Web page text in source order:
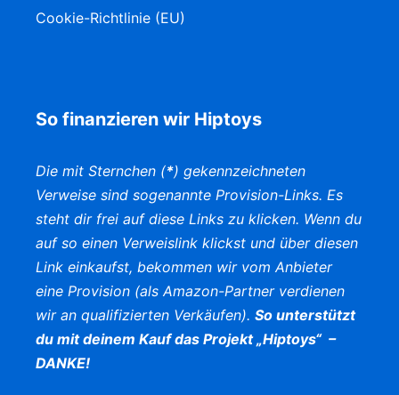
Cookie-Richtlinie (EU)
So finanzieren wir Hiptoys
Die mit Sternchen (*) gekennzeichneten
Verweise sind sogenannte Provision-Links. Es
steht dir frei auf diese Links zu klicken. Wenn du
auf so einen Verweislink klickst und über diesen
Link einkaufst, bekommen wir vom Anbieter
eine Provision (als Amazon-Partner verdienen
wir an qualifizierten Verkäufen). So unterstützt
du mit deinem Kauf das Projekt „Hiptoys“ –
DANKE!